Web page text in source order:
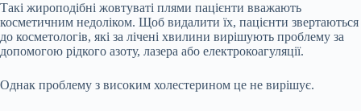
Такі жироподібні жовтуваті плями пацієнти вважають
косметичним недоліком. Щоб видалити їх, пацієнти звертаються
до косметологів, які за лічені хвилини вирішують проблему за
допомогою рідкого азоту, лазера або електрокоагуляції.
Однак проблему з високим холестерином це не вирішує.